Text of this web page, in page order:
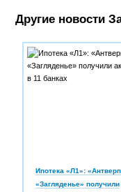
Другие новости
Ипотека «Л1»:
«Загляденье» получили